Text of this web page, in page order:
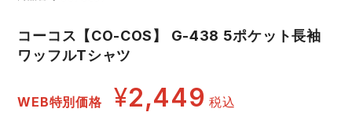
電熱ウェア・ヒートウェア
刺繍・プリント加工対象商品
ジーベック ランキング
作業着
サーヴォ セロリー 大阪支店
アタックベース サンエス
コーコス【CO-COS】 G-438 5ポケット長袖
ワッフルTシャツ
WEB特別価格 ¥2,449 税込